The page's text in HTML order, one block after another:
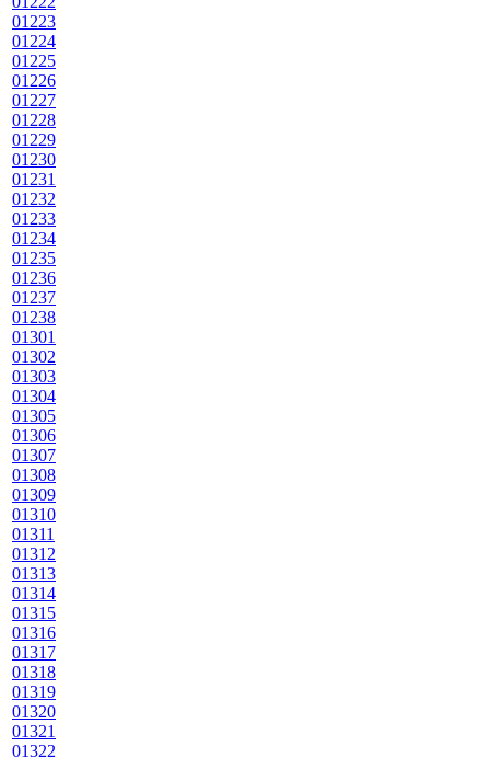
01223
01224
01225
01226
01227
01228
01229
01230
01231
01232
01233
01234
01235
01236
01237
01238
01301
01302
01303
01304
01305
01306
01307
01308
01309
01310
01311
01312
01313
01314
01315
01316
01317
01318
01319
01320
01321
01322